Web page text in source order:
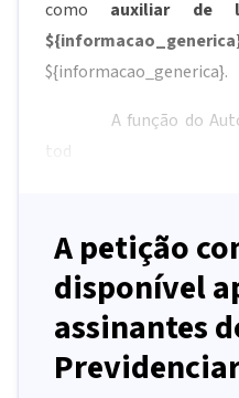
como auxiliar de
${informacao_generica}.
A função do
tod
A petição
disponível
assinantes